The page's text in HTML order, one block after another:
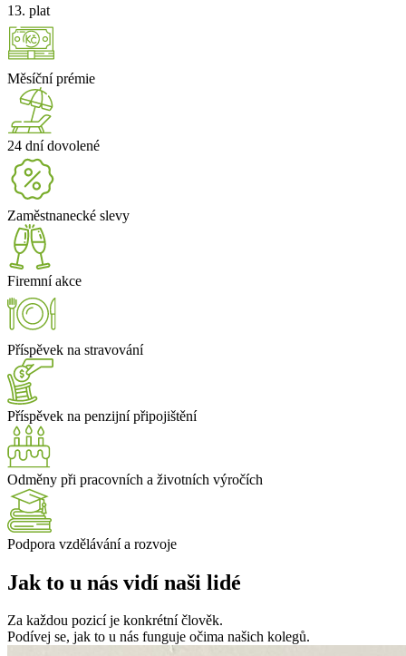
13. plat
Měsíční prémie
24 dní dovolené
Zaměstnanecké slevy
Firemní akce
Příspěvek na stravování
Příspěvek na penzijní připojištění
Odměny při pracovních a životních výročích
Podpora vzdělávání a rozvoje
Jak to u nás vidí naši lidé
Za každou pozicí je konkrétní člověk.
Podívej se, jak to u nás funguje očima našich kolegů.